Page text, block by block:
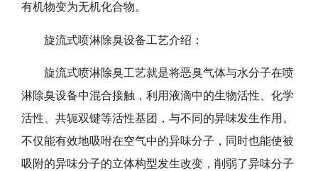
有机物变为无机化合物。
旋流式喷淋除臭设备工艺介绍：
旋流式喷淋除臭工艺就是将恶臭气体与水分子在喷
淋除臭设备中混合接触，利用液滴中的生物活性、化学
活性、共轭双键等活性基团，与不同的异味发生作用。
不仅能有效地吸咐在空气中的异味分子，同时也能使被
吸附的异味分子的立体构型发生改变，削弱了异味分子